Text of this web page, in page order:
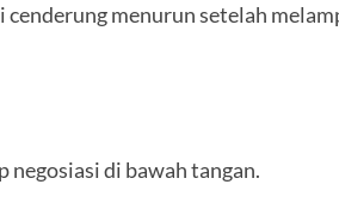
menurun setelah
di bawah tangan.